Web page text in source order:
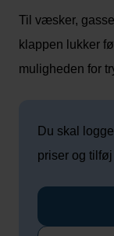
Til væsker,
klappen lukker
muligheden for
Du skal
priser og